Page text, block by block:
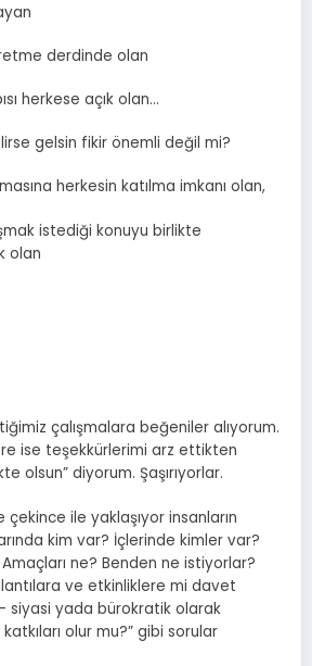
derdinde olan
herkese açık olan…
gelsin fikir önemli değil mi?
herkesin katılma imkanı olan,
istediği konuyu birlikte
olan
çalışmalara beğeniler alıyorum.
ise teşekkürlerimi arz ettikten
olsun” diyorum. Şaşırıyorlar.
ile yaklaşıyor insanların
kim var? İçlerinde kimler var?
ne? Benden ne istiyorlar?
ve etkinliklere mi davet
siyasi yada bürokratik olarak
olur mu?” gibi sorular